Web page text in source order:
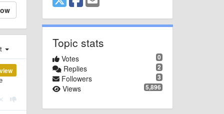
Topic stats
0
Votes
2
Replies
3
Followers
5,896
Views